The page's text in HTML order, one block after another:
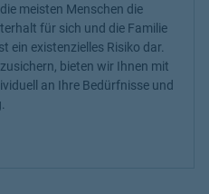
meisten Menschen die
für sich und die Familie
ein existenzielles Risiko dar.
bieten wir Ihnen mit
an Ihre Bedürfnisse und
New Tab